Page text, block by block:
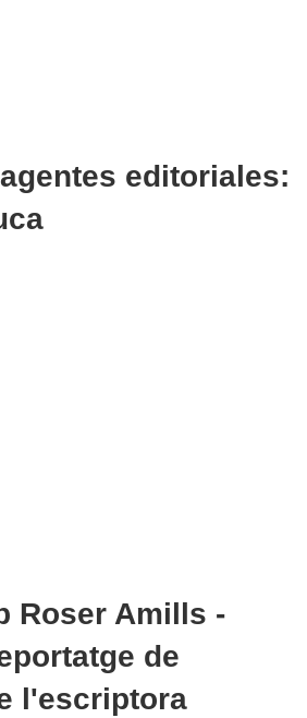
editoriales:
Roser Amills -
de
l'escriptora